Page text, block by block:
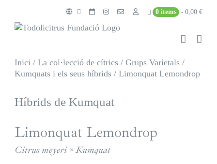
content
0 items 0,00 €
Inici / La col·lecció de cítrics / Grups Varietals /
Kumquats i els seus híbrids / Limonquat Lemondrop
Híbrids de Kumquat
Limonquat Lemondrop
Citrus meyeri × Kumquat